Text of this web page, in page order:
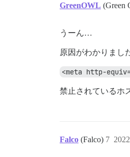
GreenOWL (Green
うーん…
原因がわかりまし
<meta http-
禁止されているホ
Falco (Falco) 7